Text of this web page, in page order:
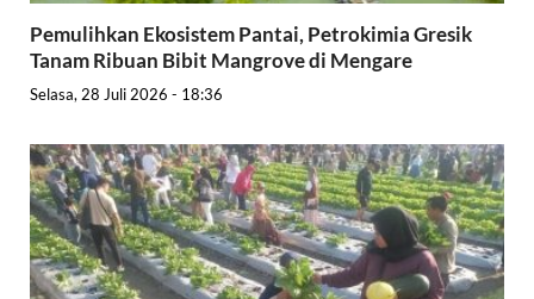
Pemulihkan Ekosistem Pantai, Petrokimia Gresik
Tanam Ribuan Bibit Mangrove di Mengare
Selasa, 28 Juli 2026 - 18:36